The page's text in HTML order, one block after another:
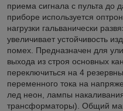
приема сигнала с пульта до
приборе используется
нагрузки гальванически
увеличивает устойчивость
помех. Предназначен для
выхода из строя основных
переключиться на 4
переменного тока на
лед неон, лампы
трансформаторы). Общий